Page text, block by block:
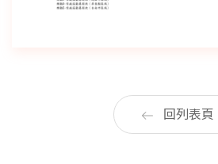
回列表頁